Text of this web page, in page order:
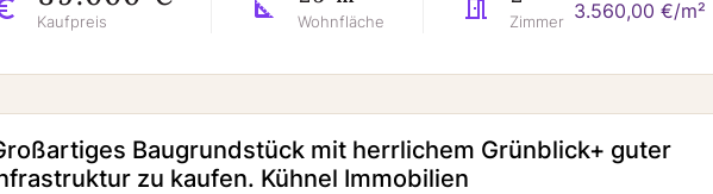
Kaufpreis Wohnfläche Zimmer 3.560,00 €/m²
Baugrundstück mit herrlichem Grünblick+ guter
zu kaufen. Kühnel Immobilien